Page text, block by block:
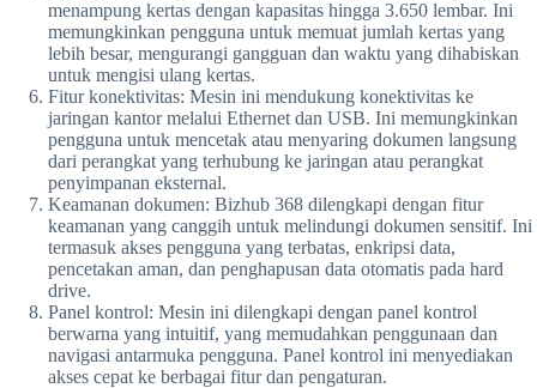
menampung kertas dengan kapasitas hingga 3.650 lembar. Ini
memungkinkan pengguna untuk memuat jumlah kertas yang
lebih besar, mengurangi gangguan dan waktu yang dihabiskan
untuk mengisi ulang kertas.
Fitur konektivitas: Mesin ini mendukung konektivitas ke
jaringan kantor melalui Ethernet dan USB. Ini memungkinkan
pengguna untuk mencetak atau menyaring dokumen langsung
dari perangkat yang terhubung ke jaringan atau perangkat
penyimpanan eksternal.
Keamanan dokumen: Bizhub 368 dilengkapi dengan fitur
keamanan yang canggih untuk melindungi dokumen sensitif. Ini
termasuk akses pengguna yang terbatas, enkripsi data,
pencetakan aman, dan penghapusan data otomatis pada hard
drive.
Panel kontrol: Mesin ini dilengkapi dengan panel kontrol
berwarna yang intuitif, yang memudahkan penggunaan dan
navigasi antarmuka pengguna. Panel kontrol ini menyediakan
akses cepat ke berbagai fitur dan pengaturan.